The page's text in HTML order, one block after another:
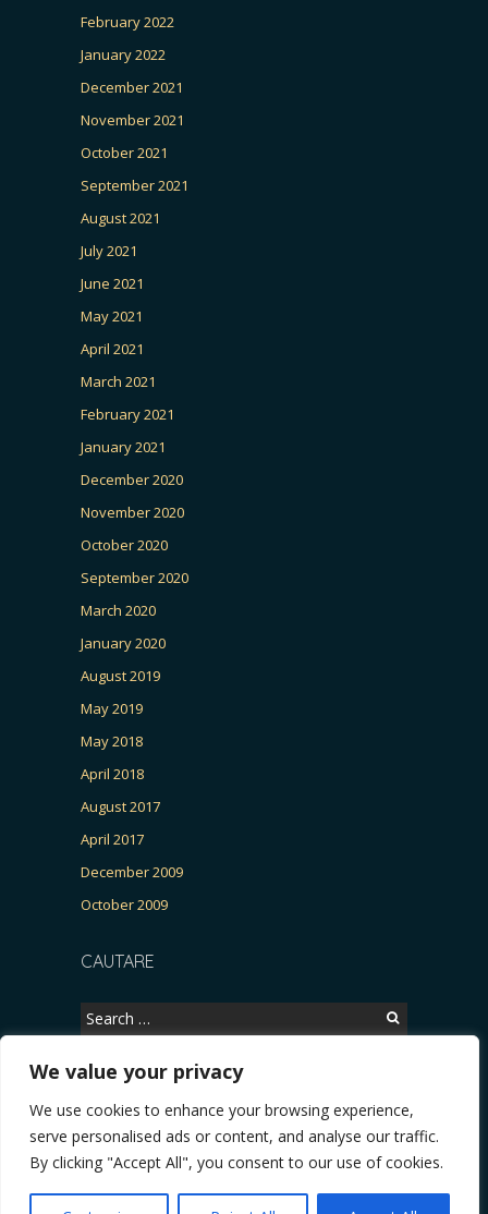
We value your privacy
We use cookies to enhance your browsing experience,
serve personalised ads or content, and analyse our traffic.
By clicking "Accept All", you consent to our use of cookies.
February 2022
January 2022
December 2021
November 2021
October 2021
September 2021
August 2021
July 2021
June 2021
May 2021
April 2021
March 2021
February 2021
January 2021
December 2020
November 2020
October 2020
September 2020
March 2020
January 2020
August 2019
May 2019
May 2018
April 2018
August 2017
April 2017
December 2009
October 2009
CAUTARE
Search
for:
Copyright © 2026, CERTITUDINEA.
și presa
* VIDEO. Viata lui Eminescu (Necenzurat). Episodul 4:
Themes